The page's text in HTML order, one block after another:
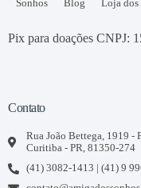
Sonhos Blog Loja dos
Pix para doações CNPJ:
Contato
Rua João Bettega, 1919 -
Curitiba - PR, 81350-274
(41) 3082-1413 | (41) 9